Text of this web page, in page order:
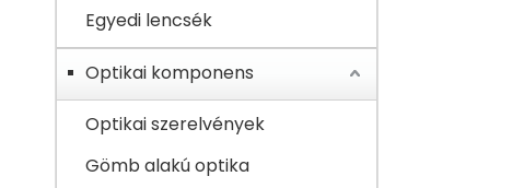
Egyedi lencsék
Optikai komponens
Optikai szerelvények
Gömb alakú optika